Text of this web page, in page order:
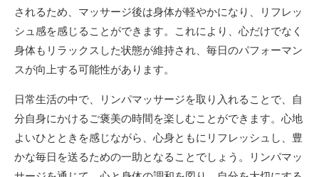
されるため、マッサージ後は身体が軽やかになり、リフレッ
シュ感を感じることができます。これにより、心だけでなく
身体もリラックスした状態が維持され、毎日のパフォーマン
スが向上する可能性があります。
日常生活の中で、リンパマッサージを取り入れることで、自
分自身にかけるご褒美の時間を楽しむことができます。心地
よいひとときを感じながら、心身ともにリフレッシュし、豊
かな毎日を送るための一助となることでしょう。リンパマッ